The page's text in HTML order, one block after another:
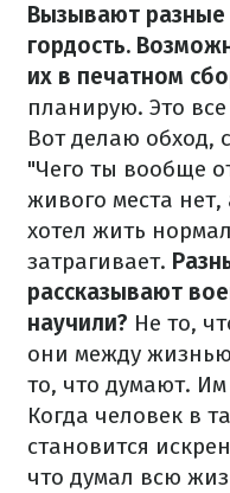
Вызывают разные
гордость.
их в печатном
планирую. Это
Вот делаю обход,
"Чего ты вообще
живого места нет,
хотел жить
затрагивает.
рассказывают
научили? Не то,
они между
то, что думают.
Когда человек в
становится
что думал всю